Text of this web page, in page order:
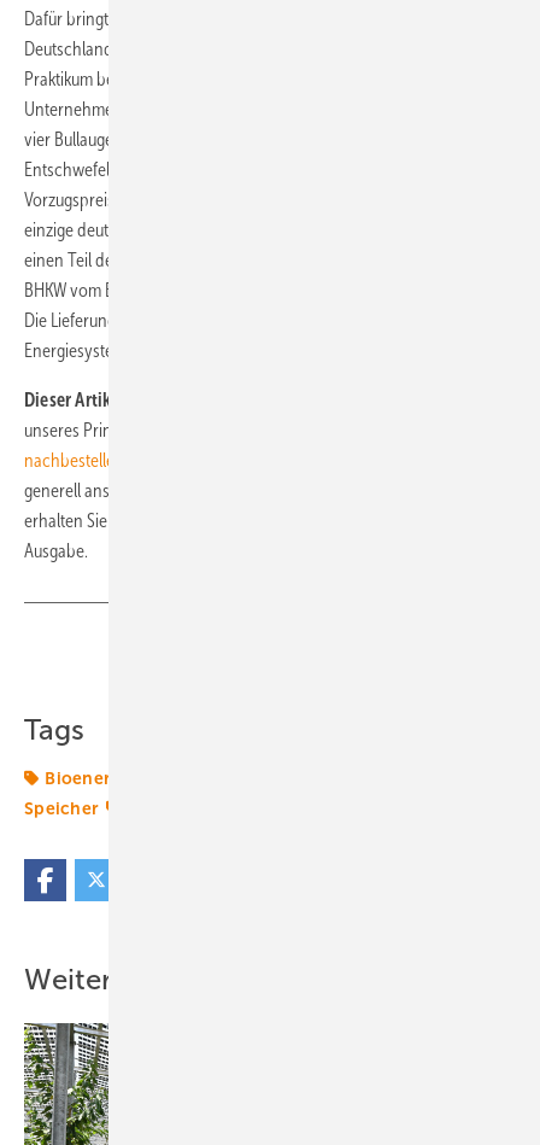
Dafür bringt der hellhäutige Südafrikaner gute Beziehungen aus
Deutschland mit. Vor rund zehn Jahren hat er ein mehrmonatiges
Praktikum bei der Firma Biogaskontor in Obermarchtal absolviert. Das
Unternehmen hat nach Auskunft von Firmengründer Erwin Köberle
vier Bullaugen, Beregnungsdüsen, Luftdosierstationen zur
Entschwefelung sowie Pumpen und Anzeigetechnik „zum
Vorzugspreis“ für das Projekt in Kenia geliefert. Das ist nicht der
einzige deutsche Beitrag. So hat der Leipziger Biogasspezialist Verbio
einen Teil der Beregnungsdüsen geliefert. Konzeptioniert wurde das
BHKW vom Elektrotechnik-Meisterbetrieb Jürgen Schwarz aus Krefeld.
Die Lieferung hat schließlich die Firma Manfred Stumpf
Energiesysteme aus Oberschwarzach übernommen.
Dieser Artikel
unseres Print-Magazins. Sie können bestimmte Hefte wie dieses
nachbestellen
generell ansonsten einen Eindruck von unserem Heft machen wollen,
erhalten Sie hier ein
Ausgabe.
Tags
Bioenergie
Speicher
Weitere Inhalte